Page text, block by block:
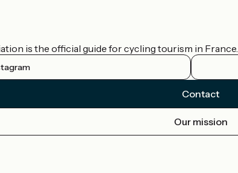
is the official guide for cycling tourism in France.
Contact
Our mission